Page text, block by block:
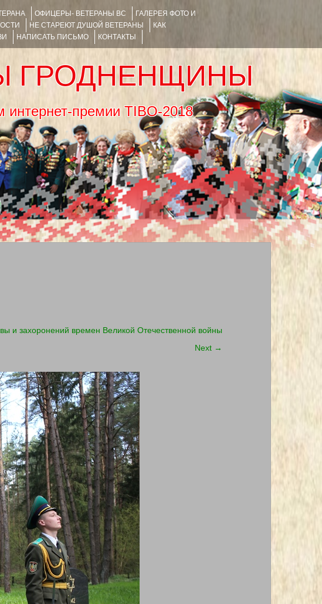
ОФИЦЕРЫ- ВЕТЕРАНЫ ВС
ГАЛЕРЕЯ ФОТО И
НЕ СТАРЕЮТ ДУШОЙ ВЕТЕРАНЫ
КАК
НАПИСАТЬ ПИСЬМО КОНТАКТЫ
ГРОДНЕНЩИНЫ
интернет-премии TIBO-2018
и захоронений времен Великой Отечественной войны
Next →